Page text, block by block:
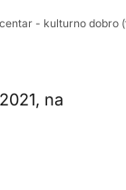
- kulturno dobro
na